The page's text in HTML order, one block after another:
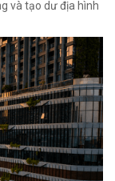
và tạo dư địa hình